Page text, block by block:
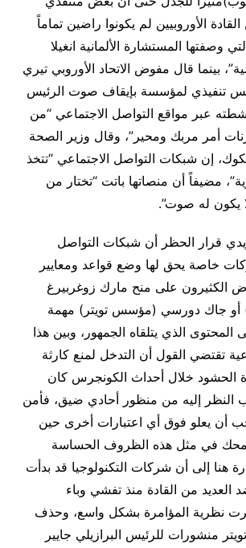
الأوروبيين لم يكونوا راضين تماماً
وصفتها المستشارة الألمانية انغيلا
بينما قال مفوض الاتحاد الأوروبي تيري
تنفيذي لمؤسسة بإيقاف صوت الرئيس
عبر مواقع التواصل الاجتماعي “من
أمر مربك ومحير”، وقال وزير الصحة
إن شبكات التواصل الاجتماعي “تتخذ
مضيفاً أن منصاتها باتت “تختار من
يكون له صوت”.
قرار الحظر أن شبكات التواصل
خاصة يحق لها وضع قواعد ومعايير
الكثيرون على منح مارك زوغربيرغ
جاك دورسي (مؤسس تويتر) مهمة
المحتوى الذي يتلقاه الجمهور، وبين هذا
تقتضي القول أن التدخل لمنع كارثة
الحشود خلال أحداث الكونجرس كان
النظر إليه من منظور أحادي ضيق، فأمن
أن يعلو فوق أي اعتبارات أخرى حين
في مثل هذه الظروف الحساسة
هنا إلى أن شركات التكنولوجيا قد بدأت
من القادة منذ تفشي وباء
نظرية المؤامرة بشكل واسع، وحذف
منشورات للرئيس البرازيلي جايير